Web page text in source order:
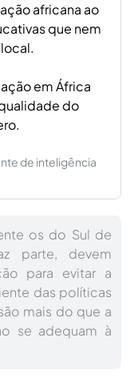
africana ao
que nem
em África
do
de inteligência
os do Sul de
parte, devem
para evitar a
das políticas
mais do que a
se adequam à